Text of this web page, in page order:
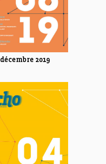
décembre 2019